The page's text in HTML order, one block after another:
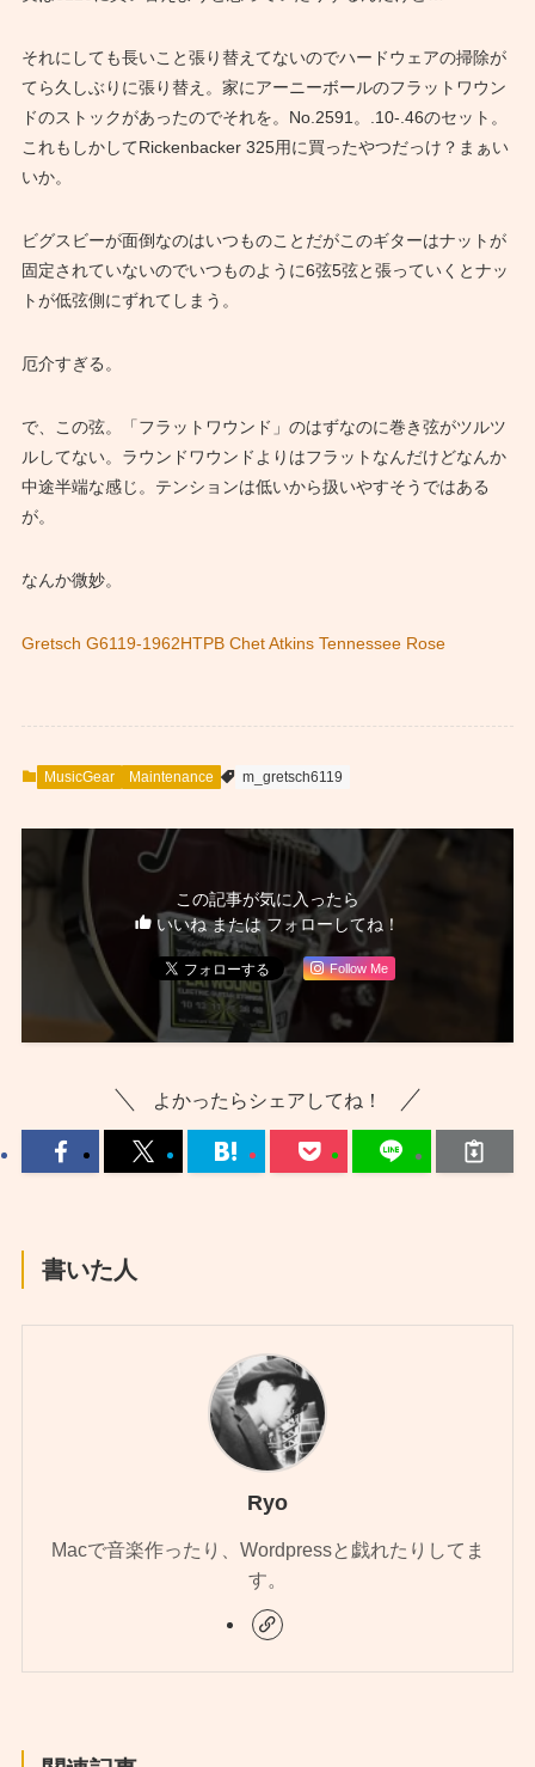
それにしても長いこと張り替えてないのでハードウェアの掃除が
てら久しぶりに張り替え。家にアーニーボールのフラットワウン
ドのストックがあったのでそれを。No.2591。.10-.46のセット。
これもしかしてRickenbacker 325用に買ったやつだっけ？まぁい
いか。
ビグスビーが面倒なのはいつものことだがこのギターはナットが
固定されていないのでいつものように6弦5弦と張っていくとナッ
トが低弦側にずれてしまう。
厄介すぎる。
で、この弦。「フラットワウンド」のはずなのに巻き弦がツルツ
ルしてない。ラウンドワウンドよりはフラットなんだけどなんか
中途半端な感じ。テンションは低いから扱いやすそうではある
が。
なんか微妙。
Gretsch G6119-1962HTPB Chet Atkins Tennessee Rose
MusicGear Maintenance m_gretsch6119
この記事が気に入ったら
いいね または フォローしてね！
Follow Me
よかったらシェアしてね！
書いた人
Ryo
Macで音楽作ったり、Wordpressと戯れたりしてま
す。